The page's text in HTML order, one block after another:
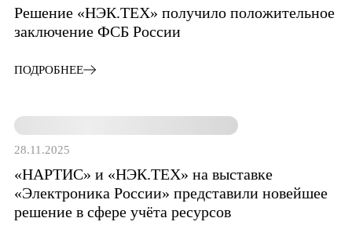
Решение «НЭК.ТЕХ» получило положительное
заключение ФСБ России
ПОДРОБНЕЕ
28.11.2025
«НАРТИС» и «НЭК.ТЕХ» на выставке
«Электроника России» представили новейшее
решение в сфере учёта ресурсов